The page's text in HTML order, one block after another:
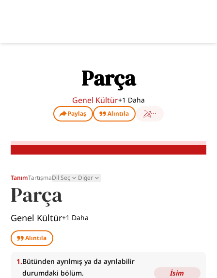
Parça
Genel Kültür+1 Daha
Paylaş Alıntıla
TanımTartışmaDil Seç Diğer
Parça
Genel Kültür+1 Daha
Alıntıla
1.Bütünden ayrılmış ya da ayrılabilir
durumdaki bölüm.
İsim